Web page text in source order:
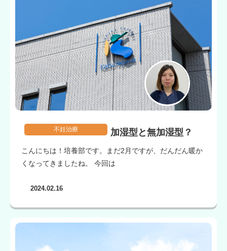
不妊治療 加湿型と無加湿型？
こんにちは！培養部です。まだ2月ですが、だんだん暖か
くなってきましたね。 今回は
2024.02.16